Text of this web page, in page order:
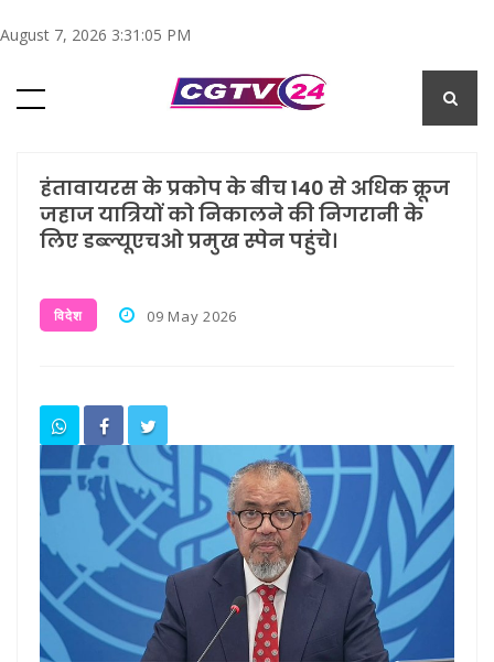
August 7, 2026 3:31:06 PM
हंतावायरस के प्रकोप के बीच 140 से अधिक क्रूज
जहाज यात्रियों को निकालने की निगरानी के
लिए डब्ल्यूएचओ प्रमुख स्पेन पहुंचे।
विदेश 09 May 2026